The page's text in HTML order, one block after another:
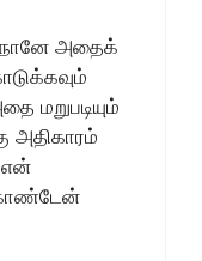
அதைக்
மறுபடியும்
அதிகாரம்